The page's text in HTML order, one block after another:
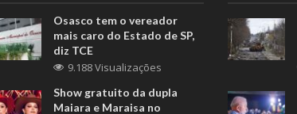
Osasco tem o vereador
mais caro do Estado de SP,
diz TCE
9.188 Visualizações
Show gratuito da dupla
Maiara e Maraisa no